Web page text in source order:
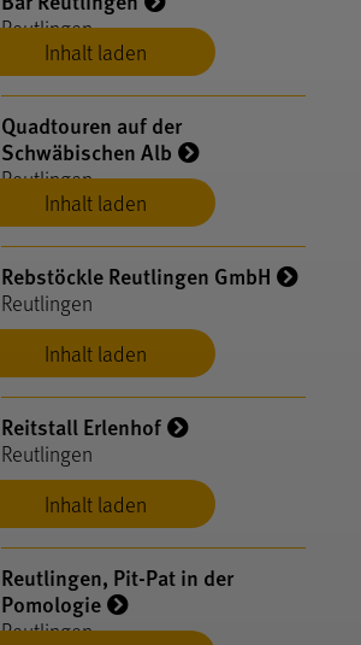
Inhalt laden
Reutlingen
Inhalt laden
Quadtouren auf der
Schwäbischen Alb
Reutlingen
Inhalt laden
Rebstöckle Reutlingen GmbH
Reutlingen
Inhalt laden
Reitstall Erlenhof
Reutlingen
Reutlingen, Pit-Pat in der
Pomologie
Reutlingen